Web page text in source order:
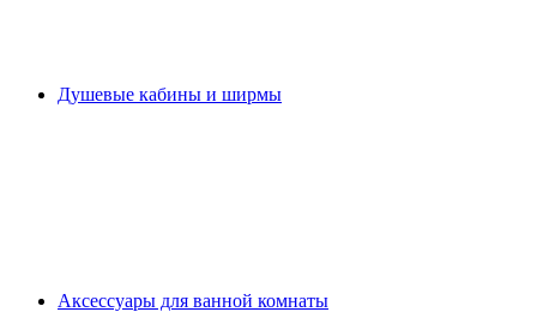
Душевые кабины и ширмы
Аксессуары для ванной комнаты